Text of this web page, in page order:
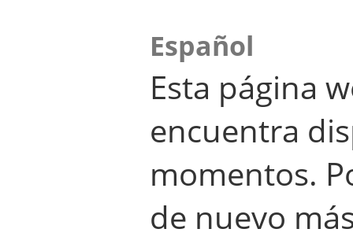
Español
Esta página
encuentra
momentos.
de nuevo